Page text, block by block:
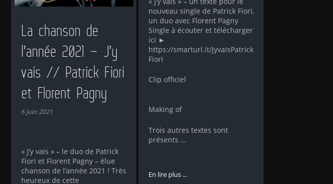
La chanson de
l’année 2021 – J’y
vais // Patrick Fiori
et Florent Pagny
6 juin 2021
« J’y vais » – le duo de Patrick
Fiori et Florent Pagny – élue
chanson de l’année 2021 ! Très
heureux de cette
nouveau single de Patrick Fiori,
un duo avec Florent Pagny
Single à écouter et télécharger
ici ►
https://smarturl.it/JyvaisPatrick
Fiori
Clip officiel
Making of
Trois autres textes sont
présents …
En lire plus ...